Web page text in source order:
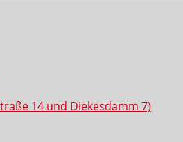
14 und Diekesdamm 7)